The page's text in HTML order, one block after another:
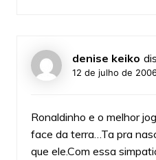
denise keiko
12 de julho de
Ronaldinho e o melhor
face da terra…Ta pra
que ele.Com essa